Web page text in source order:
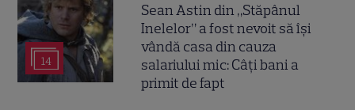
14
Sean Astin din „Stăpânul
Inelelor” a fost nevoit să își
vândă casa din cauza
salariului mic: Câți bani a
primit de fapt